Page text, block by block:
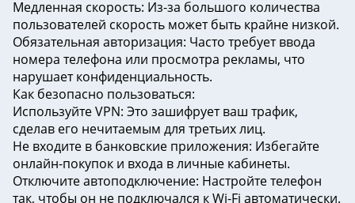
Медленная скорость: Из-за большого количества
пользователей скорость может быть крайне низкой.
Обязательная авторизация: Часто требует ввода
номера телефона или просмотра рекламы, что
нарушает конфиденциальность.
Как безопасно пользоваться:
Используйте VPN: Это зашифрует ваш трафик,
сделав его нечитаемым для третьих лиц.
Не входите в банковские приложения: Избегайте
онлайн-покупок и входа в личные кабинеты.
Отключите автоподключение: Настройте телефон
так, чтобы он не подключался к Wi-Fi автоматически.